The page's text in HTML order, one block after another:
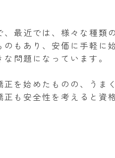
最近では、様々な種類
もあり、安価に手軽に
問題になっています。
を始めたものの、うま
も安全性を考えると資